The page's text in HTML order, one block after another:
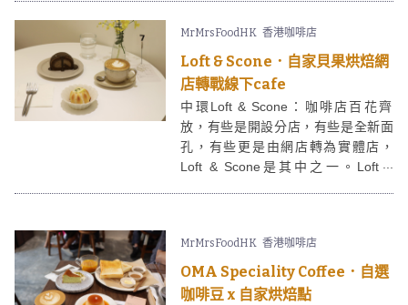
覺，台式三文治材料豐富，亦有供應
croffle；店家更細心地設有狗狗餐
牌，提供無添加的狗狗鮮食。
MrMrsFoodHK 香港咖啡店
Loft & Scone．自家貝果烘焙網
店轉戰線下cafe
中環Loft & Scone：咖啡店百花齊
放，有些是開設分店，有些是全新面
孔，有些更是由網店轉為實體店，
Loft & Scone是其中之一。Loft &
MrMrsFoodHK 香港咖啡店
OMA Speciality Coffee．自選
咖啡豆 x 自家烘焙點